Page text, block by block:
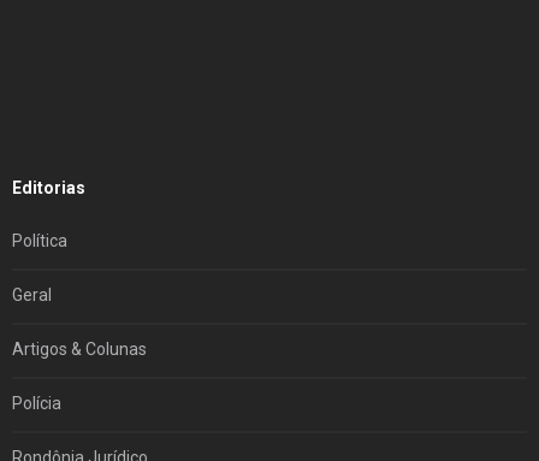
Editorias
Política
Geral
Artigos & Colunas
Polícia
Rondônia Jurídico